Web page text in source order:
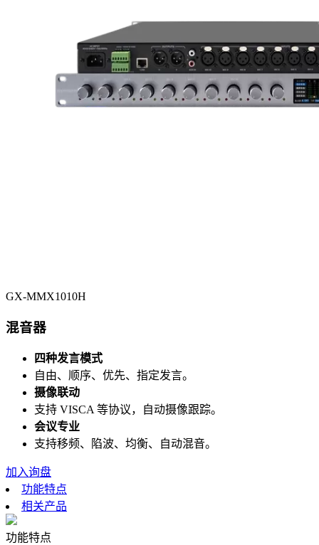
GX-MMX1010H
混音器
四种发言模式
自由、顺序、优先、指定发言。
摄像联动
支持 VISCA 等协议，自动摄像跟踪。
会议专业
支持移频、陷波、均衡、自动混音。
加入询盘
功能特点
相关产品
功能特点